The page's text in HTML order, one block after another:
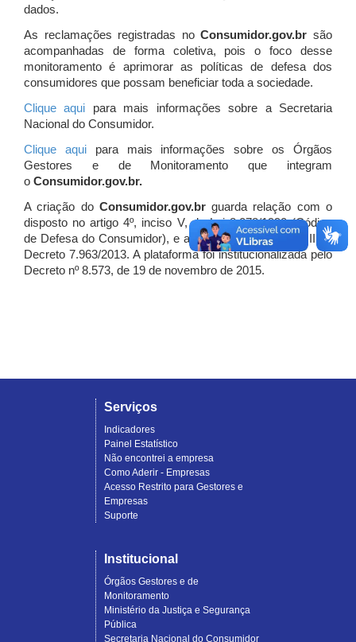
dados.
As reclamações registradas noConsumidor.gov.br são
acompanhadas de forma coletiva, pois o foco desse
monitoramento é aprimorar as políticas de defesa dos
consumidores que possam beneficiar toda a sociedade.
Clique aqui para mais informações sobre a Secretaria
Nacional do Consumidor.
Clique aquipara mais informações sobre os Órgãos
Gestores e de Monitoramento que integram
o Consumidor.gov.br.
A criação do Consumidor.gov.brguarda relação com o
disposto no artigo 4º, inciso V, da Lei 8.078/1990 (Código
de Defesa do Consumidor), e artigo 7º, incisos I, II e III do
Decreto 7.963/2013. A plataforma foi institucionalizada pelo
Decreto nº 8.573, de 19 de novembro de 2015.
Serviços
Indicadores
Painel Estatístico
Não encontrei a empresa
Como Aderir - Empresas
Acesso Restrito para Gestores e
Empresas
Suporte
Institucional
Órgãos Gestores e de
Monitoramento
Ministério da Justiça e Segurança
Pública
Secretaria Nacional do Consumidor